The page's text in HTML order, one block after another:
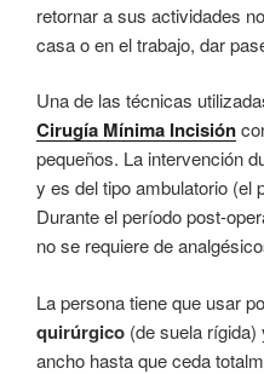
retornar a sus actividades
casa o en el trabajo, dar
Una de las técnicas
Cirugía Mínima Incisión
pequeños. La intervención
y es del tipo ambulatorio (el
Durante el período post-
no se requiere de
La persona tiene que usar
quirúrgico (de suela
ancho hasta que ceda